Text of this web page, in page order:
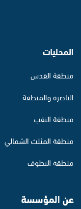
المحليات
منطقة القدس
الناصرة والمنطقة
منطقة النقب
منطقة المثلث الشمالي
منطقة البطوف
عن المؤسسة